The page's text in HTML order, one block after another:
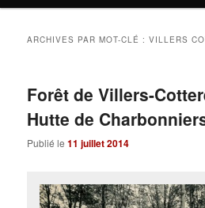
ARCHIVES PAR MOT-CLÉ :VILLERS
Forêt de Villers-
Hutte de
Publié le11 juillet 2014